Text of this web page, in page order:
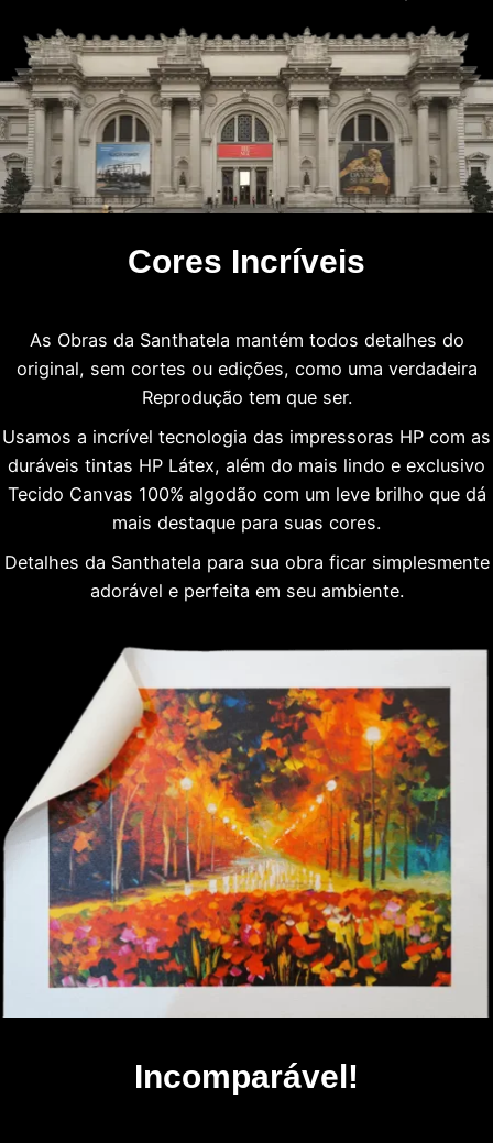
Cores Incríveis
As Obras da Santhatela mantém todos detalhes do
original, sem cortes ou edições, como uma verdadeira
Reprodução tem que ser.
Usamos a incrível tecnologia das impressoras HP com as
duráveis tintas HP Látex, além do mais lindo e exclusivo
Tecido Canvas 100% algodão com um leve brilho que dá
mais destaque para suas cores.
Detalhes da Santhatela para sua obra ficar simplesmente
adorável e perfeita em seu ambiente.
Incomparável!